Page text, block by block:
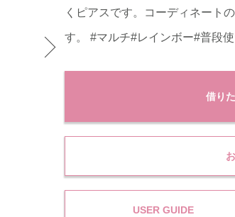
くピアスです。コーディネート
す。 #マルチ#レインボー#普段
借り
USER GUIDE